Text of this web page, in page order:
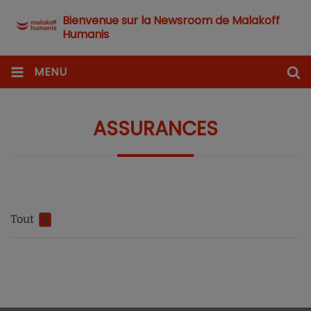
Bienvenue sur la Newsroom de Malakoff
Humanis
MENU
ASSURANCES
Tout 0